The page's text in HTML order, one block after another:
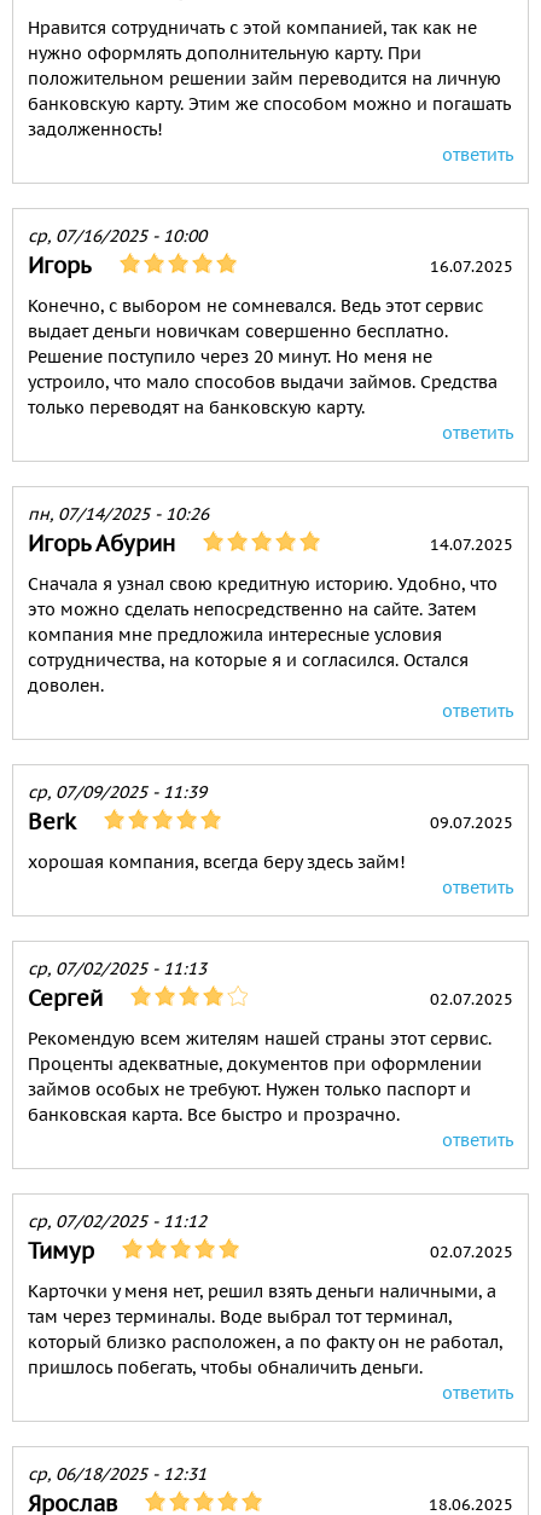
Нравится сотрудничать с этой компанией, так как не
нужно оформлять дополнительную карту. При
положительном решении займ переводится на личную
банковскую карту. Этим же способом можно и погашать
задолженность!
ответить
ср, 07/16/2025 - 10:00
Игорь 16.07.2025
Конечно, с выбором не сомневался. Ведь этот сервис
выдает деньги новичкам совершенно бесплатно.
Решение поступило через 20 минут. Но меня не
устроило, что мало способов выдачи займов. Средства
только переводят на банковскую карту.
ответить
пн, 07/14/2025 - 10:26
Игорь Абурин 14.07.2025
Сначала я узнал свою кредитную историю. Удобно, что
это можно сделать непосредственно на сайте. Затем
компания мне предложила интересные условия
сотрудничества, на которые я и согласился. Остался
доволен.
ответить
ср, 07/09/2025 - 11:39
Berk 09.07.2025
хорошая компания, всегда беру здесь займ!
ответить
ср, 07/02/2025 - 11:13
Сергей 02.07.2025
Рекомендую всем жителям нашей страны этот сервис.
Проценты адекватные, документов при оформлении
займов особых не требуют. Нужен только паспорт и
банковская карта. Все быстро и прозрачно.
ответить
ср, 07/02/2025 - 11:12
Тимур 02.07.2025
Карточки у меня нет, решил взять деньги наличными, а
там через терминалы. Воде выбрал тот терминал,
который близко расположен, а по факту он не работал,
пришлось побегать, чтобы обналичить деньги.
ответить
ср, 06/18/2025 - 12:31
Ярослав 18.06.2025